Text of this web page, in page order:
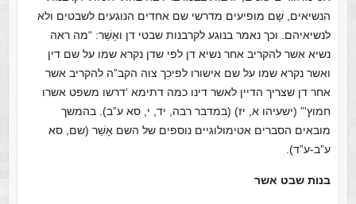
הנשיאים, שָׁם מופיעים מדרשי שם אחדים הנוגעים לשבטים ולא
לנשיאיהם. וכך נאמר בנוגע לקרבנות שבטי דן ואָשֵׁר: “מה ראה
נשיא אשר להקריב אחר נשיא דן לפי שדן נקרא שמו על שם דין
ואשר נקרא שמו על שם אישורו לפיכך צוה הקב”ה להקריב אשר
אחר דן שצריך הדיין לאשר דינו כמה דתימא ‘דרשו משפט אשרו
חמוץ'” (ישעיהו א, יז) (במדבר רבה, יד, י, סא ע”ב). בהמשך
מובאים הסברים אטימולוגיים נוספים של השם אָשֵׁר (שם, סא
ע”ב-ע”ד).
בנות שבט אשר